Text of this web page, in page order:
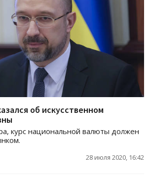
об искусственном
курс национальной валюты должен
28 июля 2020, 16:42